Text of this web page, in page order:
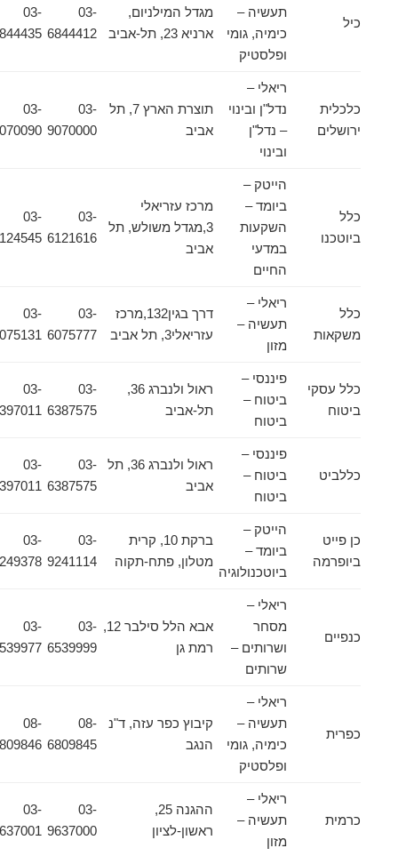
תעשיה –
כימיה, גומי
ופלסטיק
מגדל המילניום,
ארניא 23, תל-אביב
6844412
6844435
כלכלית
ירושלים
ריאלי –
נדל"ן ובינוי
– נדל"ן
ובינוי
תוצרת הארץ 7, תל
אביב
03-
9070000
9070090
ביוטכנו
הייטק –
ביומד –
השקעות
במדעי
החיים
מרכז עזריאלי
3,מגדל משולש, תל
אביב
6121616
6124545
משקאות
ריאלי –
תעשיה –
דרך בגין132,מרכז
עזריאלי3, תל אביב
03-
6075777
6075131
כלל עסקי
ביטוח
פיננסי –
ביטוח –
ביטוח
ראול ולנברג 36,
תל-אביב
6387575
6397011
כללביט
פיננסי –
ביטוח –
ביטוח
ראול ולנברג 36, תל
אביב
03-
6387575
6397011
כן פייט
ביופרמה
הייטק –
ביומד –
ביוטכנולוגיה
ברקת 10, קרית
מטלון, פתח-תקוה
9241114
9249378
כנפיים
ריאלי –
מסחר
ושרותים –
שרותים
אבא הלל סילבר 12,
רמת גן
03-
6539999
6539977
כפרית
ריאלי –
תעשיה –
כימיה, גומי
ופלסטיק
קיבוץ כפר עזה, ד"נ
הנגב
08-
6809845
6809846
כרמית
ריאלי –
תעשיה –
ההגנה 25,
ראשון-לציון
9637000
9637001